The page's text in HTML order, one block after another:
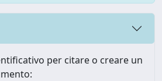
per citare o creare un